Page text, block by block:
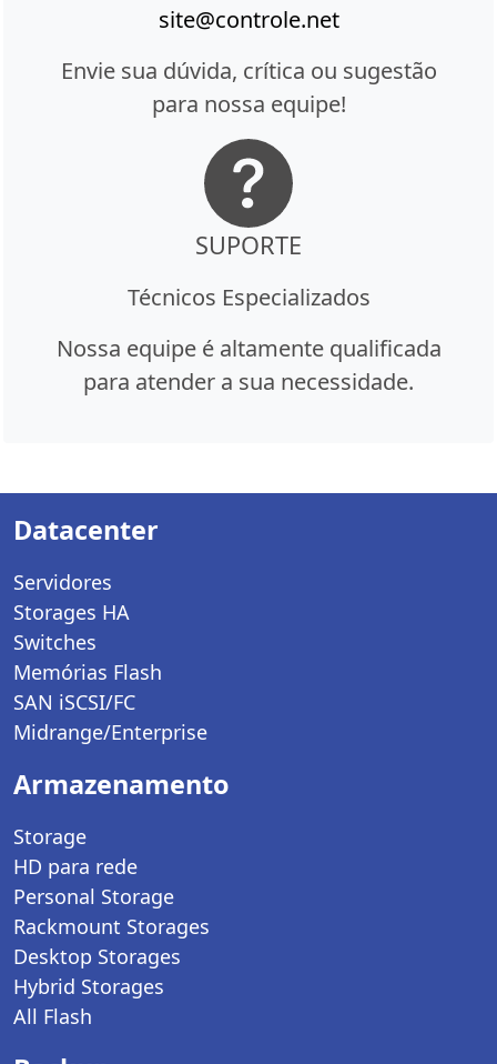
site@controle.net
Envie sua dúvida, crítica ou sugestão
para nossa equipe!
SUPORTE
Técnicos Especializados
Nossa equipe é altamente qualificada
para atender a sua necessidade.
Datacenter
Servidores
Storages HA
Switches
Memórias Flash
SAN iSCSI/FC
Midrange/Enterprise
Armazenamento
Storage
HD para rede
Personal Storage
Rackmount Storages
Desktop Storages
Hybrid Storages
All Flash